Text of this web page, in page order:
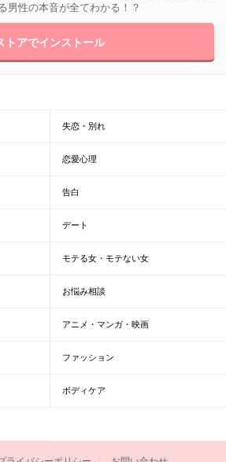
男性の本音が全てわかる！？
トアでインストール
失恋・別れ
恋愛心理
告白
デート
モテる女・モテない女
お悩み相談
アニメ・マンガ・映画
ファッション
ボディケア